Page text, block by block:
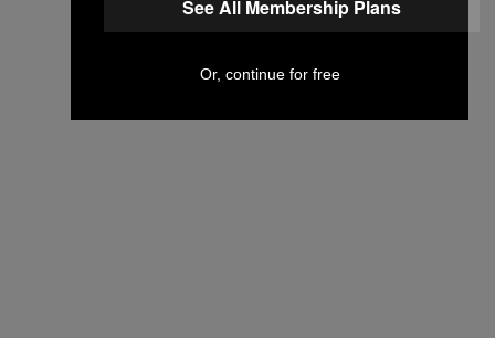
See All Membership Plans
Or, continue for free